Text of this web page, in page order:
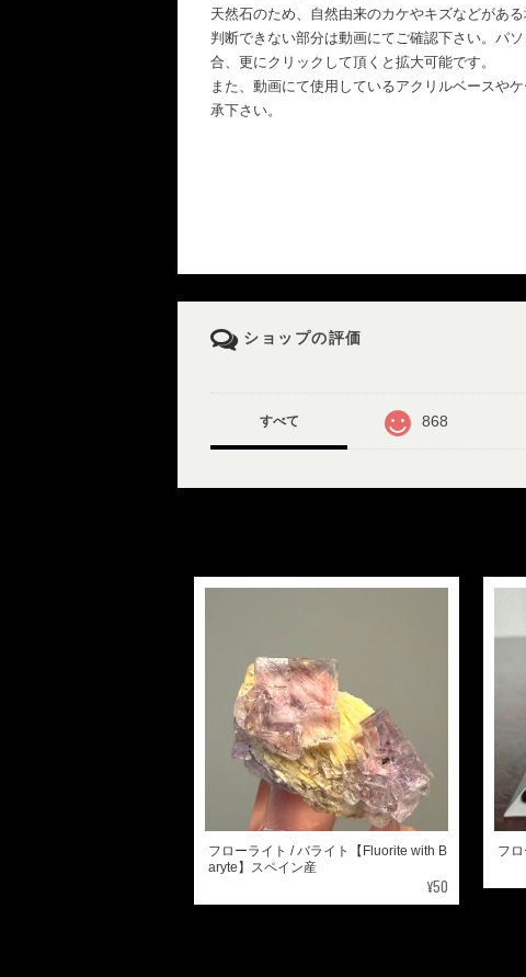
天然石のため、自然由来のカケやキズなどがあ
判断できない部分は動画にてご確認下さい。パ
合、更にクリックして頂くと拡大可能です。
また、動画にて使用しているアクリルベースや
承下さい。
ショップの評価
すべて 868
フローライト / バライト【Fluorite with B
aryte】スペイン産
¥50
フ